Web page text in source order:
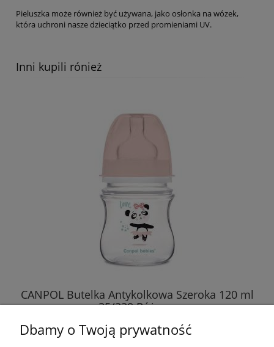
Pieluszka może również być używana, jako osłonka na wózek,
która uchroni nasze dzieciątko przed promieniami UV.
Inni kupili rónież
CANPOL Butelka Antykolkowa Szeroka 120 ml
35/220 Różowa
18,90 zł
Dbamy o Twoją prywatność